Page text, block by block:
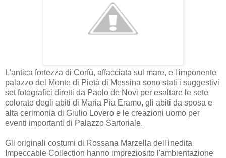
L'antica fortezza di Corfù, affacciata sul mare, e l'imponente
palazzo del Monte di Pietà di Messina sono stati i suggestivi
set fotografici diretti da Paolo de Novi per esaltare le sete
colorate degli abiti di Maria Pia Eramo, gli abiti da sposa e
alta cerimonia di Giulio Lovero e le creazioni uomo per
eventi importanti di Palazzo Sartoriale.
Gli originali costumi di Rossana Marzella dell'inedita
Impeccable Collection hanno impreziosito l'ambientazione